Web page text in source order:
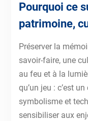
Pourquoi ce
patrimoine,
Préserver la
savoir-faire, une
au feu et à la
qu’un jeu : c’est
symbolisme et
sensibiliser aux